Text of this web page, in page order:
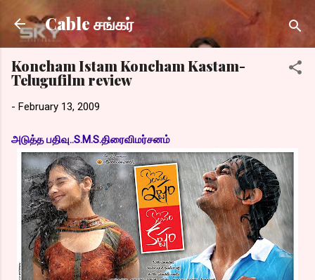
Skip to main content
Cable சங்கர்
Koncham Istam Koncham Kastam-
Telugufilm review
- February 13, 2009
அடுத்த பதிவு..S.M.S.திரைவிமர்சனம்